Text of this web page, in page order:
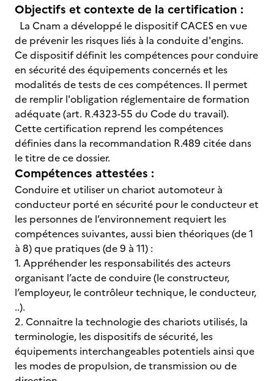
Objectifs et contexte de la certification :
La Cnam a développé le dispositif CACES en vue
de prévenir les risques liés à la conduite d'engins.
Ce dispositif définit les compétences pour conduire
en sécurité des équipements concernés et les
modalités de tests de ces compétences. Il permet
de remplir l'obligation réglementaire de formation
adéquate (art. R.4323-55 du Code du travail).
Cette certification reprend les compétences
définies dans la recommandation R.489 citée dans
le titre de ce dossier.
Compétences attestées :
Conduire et utiliser un chariot automoteur à
conducteur porté en sécurité pour le conducteur et
les personnes de l’environnement requiert les
compétences suivantes, aussi bien théoriques (de 1
à 8) que pratiques (de 9 à 11) :
1. Appréhender les responsabilités des acteurs
organisant l’acte de conduire (le constructeur,
l’employeur, le contrôleur technique, le conducteur,
..).
2. Connaitre la technologie des chariots utilisés, la
terminologie, les dispositifs de sécurité, les
équipements interchangeables potentiels ainsi que
les modes de propulsion, de transmission ou de